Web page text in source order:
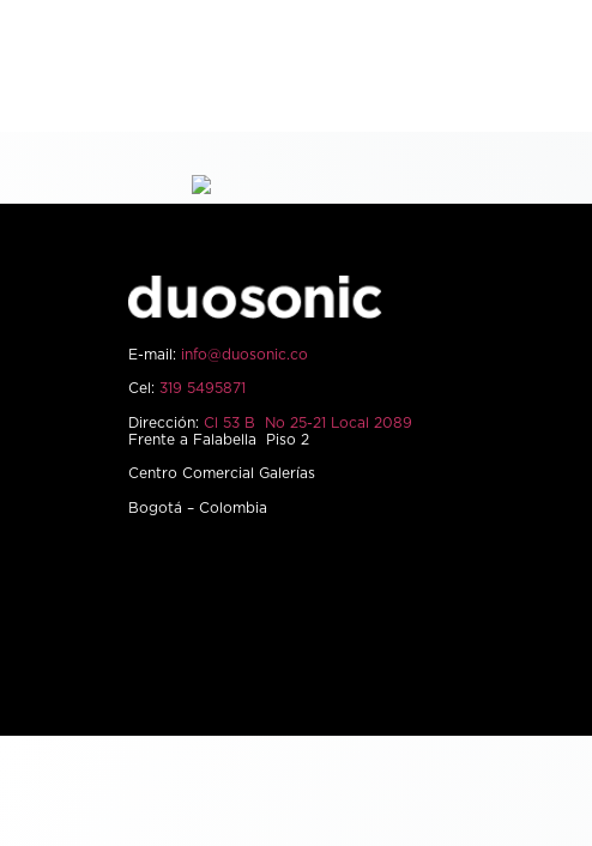
E-mail: info@duosonic.co
Cel: 319 5495871
Dirección: Cl 53 B No 25-21 Local 2089
Frente a Falabella Piso 2
Centro Comercial Galerías
Bogotá – Colombia